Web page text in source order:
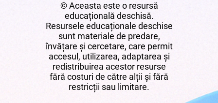
© Aceasta este o resursă
educațională deschisă.
Resursele educaționale deschise
sunt materiale de predare,
învățare și cercetare, care permit
accesul, utilizarea, adaptarea și
redistribuirea acestor resurse
fără costuri de către alții și fără
restricții sau limitare.